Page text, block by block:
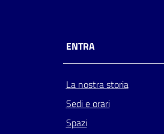
ENTRA
La nostra storia
Sedi e orari
Spazi